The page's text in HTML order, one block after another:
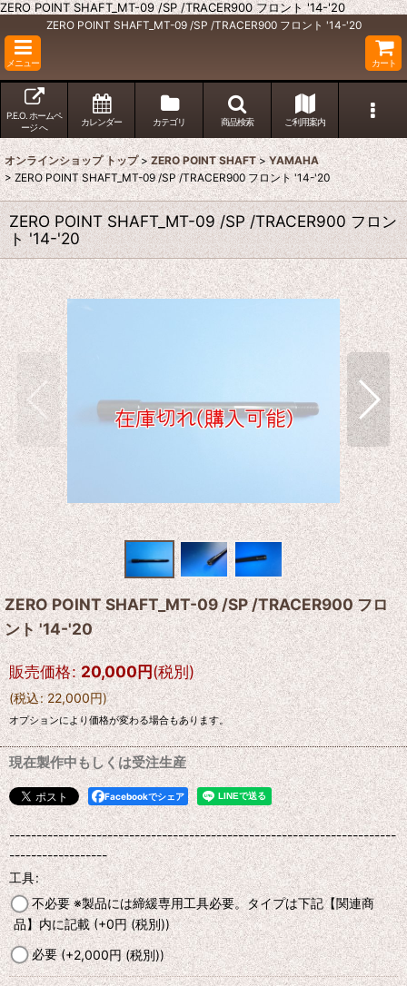
ZERO POINT SHAFT_MT-09 /SP /TRACER900 フロント '14-'20
ZERO POINT SHAFT_MT-09 /SP /TRACER900 フロント '14-'20
メニュー カート
P.E.O. ホームペ
ージ へ
カレンダー カテゴリ 商品検索 ご利用案内
オンラインショップ トップ > ZERO POINT SHAFT > YAMAHA
> ZERO POINT SHAFT_MT-09 /SP /TRACER900 フロント '14-'20
ZERO POINT SHAFT_MT-09 /SP /TRACER900 フロン
ト '14-'20
ZERO POINT SHAFT_MT-09 /SP /TRACER900 フロ
ント '14-'20
販売価格: 20,000円(税別)
(税込: 22,000円)
オプションにより価格が変わる場合もあります。
現在製作中もしくは受注生産
Facebookでシェア
-----------------------------------------------------------------------
------------------
工具:
不必要 ※製品には締緩専用工具必要。タイプは下記【関連商
品】内に記載(+0円 (税別))
必要(+2,000円 (税別))